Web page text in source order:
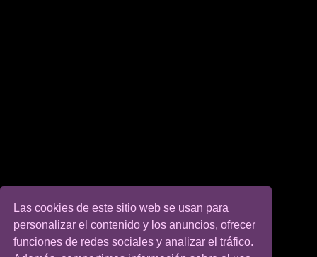
Las cookies de este sitio web se usan para
personalizar el contenido y los anuncios, ofrecer
funciones de redes sociales y analizar el tráfico.